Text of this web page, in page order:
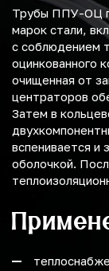
Трубы ППУ-ОЦ
марок стали,
с соблюдением
оцинкованного
очищенная от
центраторов
Затем в
вспенивается и
оболочкой.